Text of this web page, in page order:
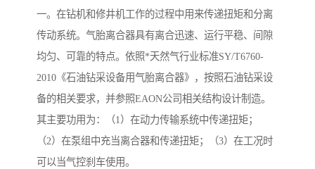
一。在钻机和修井机工作的过程中用来传递扭矩和分离
传动系统。气胎离合器具有离合迅速、运行平稳、间隙
均匀、可靠的特点。依照*天然气行业标准SY/T6760-
2010《石油钻采设备用气胎离合器》，按照石油钻采设
备的相关要求，并参照EAON公司相关结构设计制造。
其主要功用为：（1）在动力传输系统中传递扭矩；
（2）在泵组中充当离合器和传递扭矩；（3）在工况时
可以当气控刹车使用。